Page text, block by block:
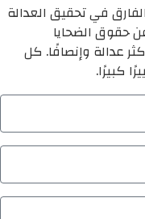
في تحقيق العدالة
حقوق الضحايا
عدالة وإنصافًا. كل
كبيرًا.